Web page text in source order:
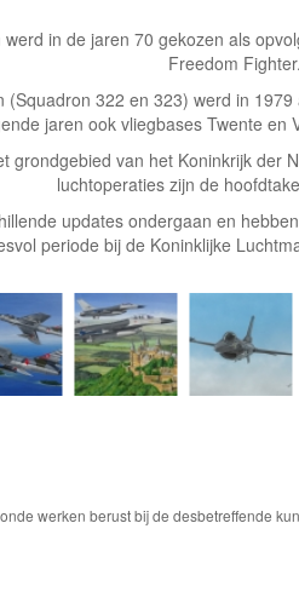
in de jaren 70 gekozen als
Freedom Fighter.
(Squadron 322 en 323) werd in
jaren ook vliegbases Twente en
grondgebied van het Koninkrijk der
luchtoperaties zijn de
updates ondergaan en
periode bij de Koninklijke
werken berust bij de desbetreffende